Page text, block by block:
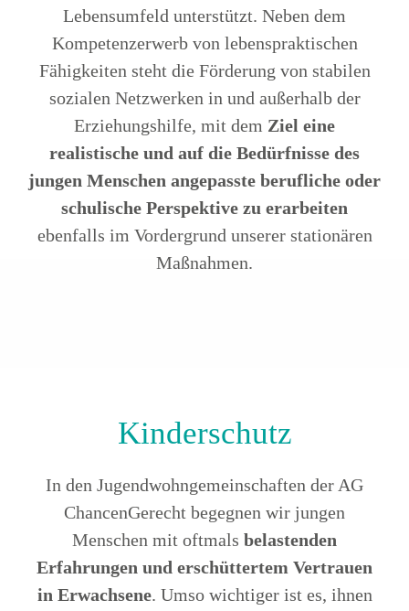
Lebensumfeld unterstützt. Neben dem
Kompetenzerwerb von lebenspraktischen
Fähigkeiten steht die Förderung von stabilen
sozialen Netzwerken in und außerhalb der
Erziehungshilfe, mit dem Ziel eine
realistische und auf die Bedürfnisse des
jungen Menschen angepasste berufliche oder
schulische Perspektive zu erarbeiten
ebenfalls im Vordergrund unserer stationären
Maßnahmen.
Kinderschutz
In den Jugendwohngemeinschaften der AG
ChancenGerecht begegnen wir jungen
Menschen mit oft­mals belastenden
Erfahrungen und erschüttertem Vertrauen
in Erwachsene. Umso wichtiger ist es, ihnen